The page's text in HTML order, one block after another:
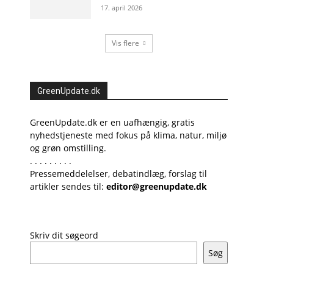
17. april 2026
Vis flere
GreenUpdate.dk
GreenUpdate.dk er en uafhængig, gratis
nyhedstjeneste med fokus på klima, natur, miljø
og grøn omstilling.
. . . . . . . . .
Pressemeddelelser, debatindlæg, forslag til
artikler sendes til: editor@greenupdate.dk
Skriv dit søgeord
Søg